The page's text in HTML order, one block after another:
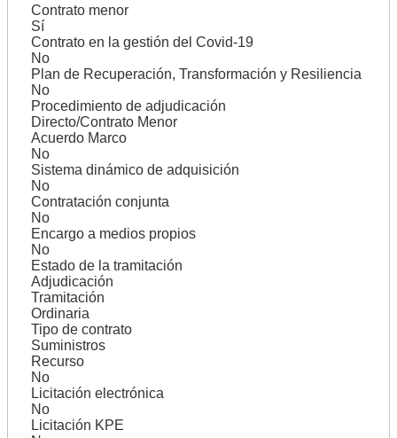
Contrato menor
Sí
Contrato en la gestión del Covid-19
No
Plan de Recuperación, Transformación y Resiliencia
No
Procedimiento de adjudicación
Directo/Contrato Menor
Acuerdo Marco
No
Sistema dinámico de adquisición
No
Contratación conjunta
No
Encargo a medios propios
No
Estado de la tramitación
Adjudicación
Tramitación
Ordinaria
Tipo de contrato
Suministros
Recurso
No
Licitación electrónica
No
Licitación KPE